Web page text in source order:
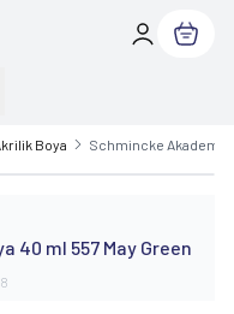
Sepetim
Boya Schmincke Akademie
40 ml 557 May Green